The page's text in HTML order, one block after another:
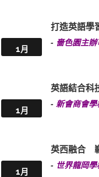
1月
打造英語
- 嗇色園主
1月
英語結合
- 新會商會學
1月
英西融合
- 世界龍岡